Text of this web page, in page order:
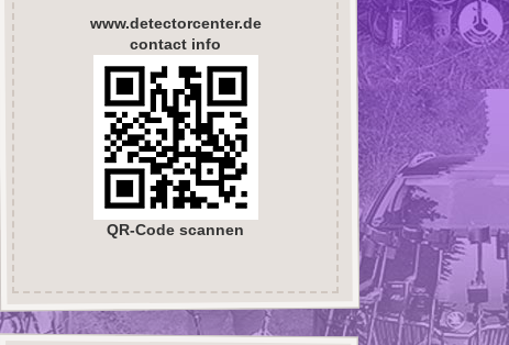
www.detectorcenter.de
contact info
QR-Code scannen